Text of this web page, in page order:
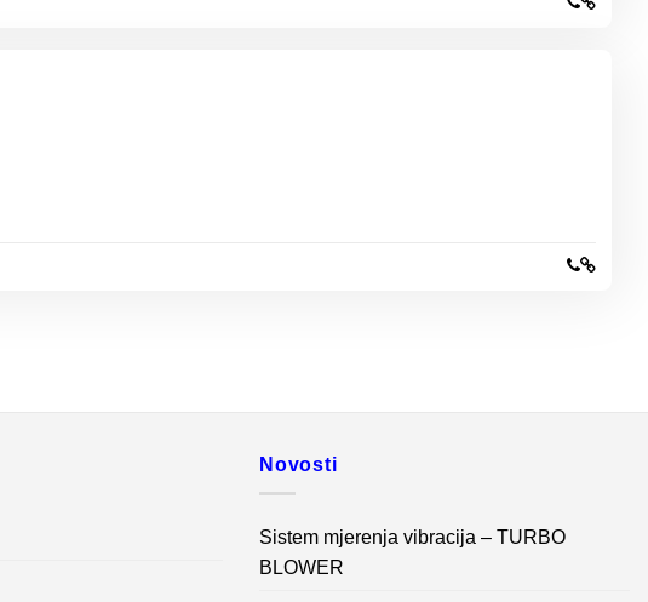
Novosti
Sistem mjerenja vibracija – TURBO
BLOWER